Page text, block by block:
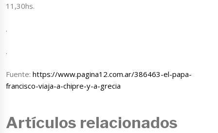
11,30hs.
.
.
Fuente:https://www.pagina12.com.ar/386463-el-papa-
francisco-viaja-a-chipre-y-a-grecia
Artículos relacionados